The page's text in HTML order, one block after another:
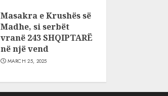
Masakra e Krushës së
Madhe, si serbët
vranë 243 SHQIPTARË
në një vend
MARCH 25, 2025